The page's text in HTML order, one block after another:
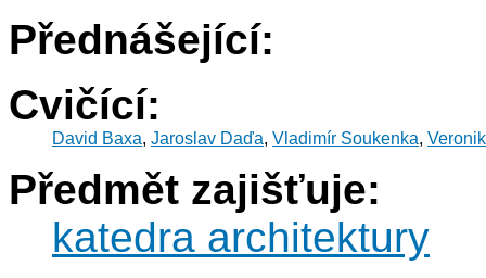
Přednášející:
Cvičící:
David Baxa, Jaroslav Daďa, Vladimír Soukenka,
Předmět zajišťuje:
katedra architektury